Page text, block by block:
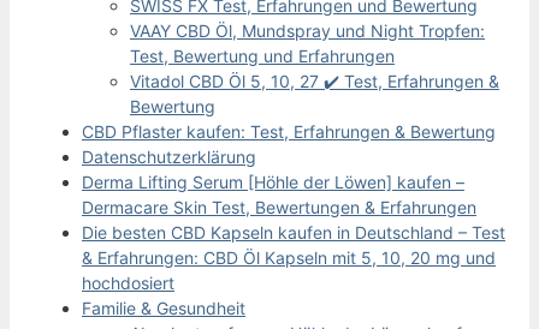
SWISS FX Test, Erfahrungen und Bewertung
VAAY CBD Öl, Mundspray und Night Tropfen:
Test, Bewertung und Erfahrungen
Vitadol CBD Öl 5, 10, 27 ✔️ Test, Erfahrungen &
Bewertung
CBD Pflaster kaufen: Test, Erfahrungen & Bewertung
Datenschutzerklärung
Derma Lifting Serum [Höhle der Löwen] kaufen –
Dermacare Skin Test, Bewertungen & Erfahrungen
Die besten CBD Kapseln kaufen in Deutschland – Test
& Erfahrungen: CBD Öl Kapseln mit 5, 10, 20 mg und
hochdosiert
Familie & Gesundheit